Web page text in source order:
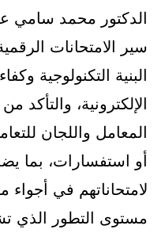
الدكتور محمد سامي
سير الامتحانات
البنية التكنولوجية
الإلكترونية، والتأكد
المعامل واللجان
أو استفسارات، بما
لامتحاناتهم في
مستوى التطور الذي